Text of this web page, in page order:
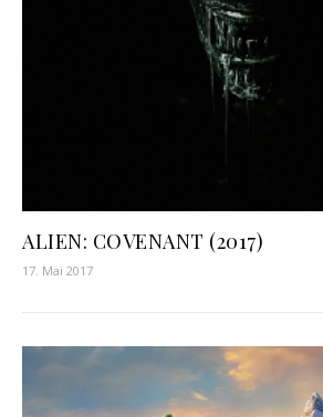
ALIEN: COVENANT (2017)
17. Mai 2017